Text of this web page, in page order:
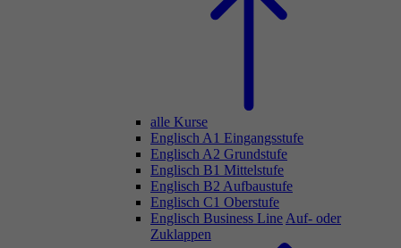
alle Kurse
Englisch A1 Eingangsstufe
Englisch A2 Grundstufe
Englisch B1 Mittelstufe
Englisch B2 Aufbaustufe
Englisch C1 Oberstufe
Englisch Business Line Auf- oder
Zuklappen